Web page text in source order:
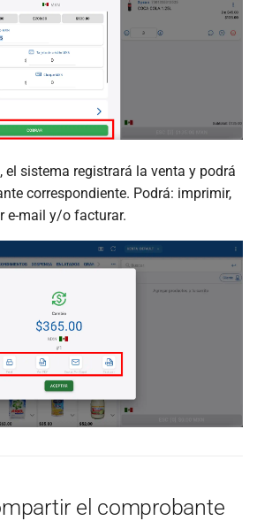
el sistema registrará la venta y podrá
correspondiente. Podrá: imprimir,
e-mail y/o facturar.
el comprobante